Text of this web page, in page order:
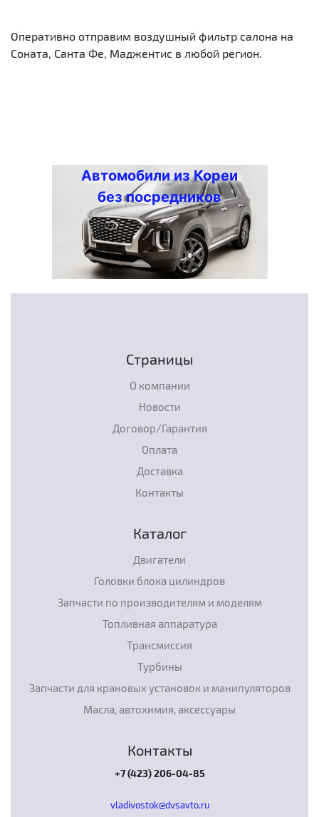
Оперативно отправим воздушный фильтр салона на
Соната, Санта Фе, Маджентис в любой регион.
Автомобили из Кореи
без посредников
Страницы
О компании
Новости
Договор/Гарантия
Оплата
Доставка
Контакты
Каталог
Двигатели
Головки блока цилиндров
Запчасти по производителям и моделям
Топливная аппаратура
Трансмиссия
Турбины
Запчасти для крановых установок и манипуляторов
Масла, автохимия, аксессуары
Контакты
+7 (423) 206-04-85
vladivostok@dvsavto.ru